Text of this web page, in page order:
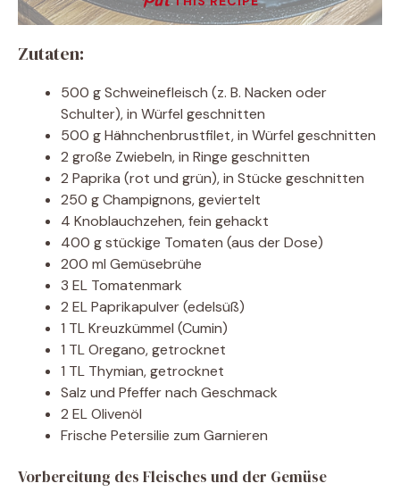
Zutaten:
500 g Schweinefleisch (z. B. Nacken oder
Schulter), in Würfel geschnitten
500 g Hähnchenbrustfilet, in Würfel geschnitten
2 große Zwiebeln, in Ringe geschnitten
2 Paprika (rot und grün), in Stücke geschnitten
250 g Champignons, geviertelt
4 Knoblauchzehen, fein gehackt
400 g stückige Tomaten (aus der Dose)
200 ml Gemüsebrühe
3 EL Tomatenmark
2 EL Paprikapulver (edelsüß)
1 TL Kreuzkümmel (Cumin)
1 TL Oregano, getrocknet
1 TL Thymian, getrocknet
Salz und Pfeffer nach Geschmack
2 EL Olivenöl
Frische Petersilie zum Garnieren
Vorbereitung des Fleisches und der Gemüse